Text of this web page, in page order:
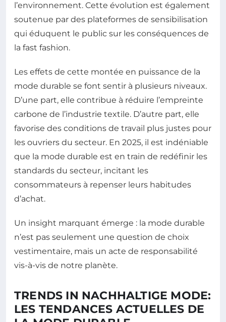
l’environnement. Cette évolution est également
soutenue par des plateformes de sensibilisation
qui éduquent le public sur les conséquences de
la fast fashion.
Les effets de cette montée en puissance de la
mode durable se font sentir à plusieurs niveaux.
D’une part, elle contribue à réduire l’empreinte
carbone de l’industrie textile. D’autre part, elle
favorise des conditions de travail plus justes pour
les ouvriers du secteur. En 2025, il est indéniable
que la mode durable est en train de redéfinir les
standards du secteur, incitant les
consommateurs à repenser leurs habitudes
d’achat.
Un insight marquant émerge : la mode durable
n’est pas seulement une question de choix
vestimentaire, mais un acte de responsabilité
vis-à-vis de notre planète.
TRENDS IN NACHHALTIGE MODE:
LES TENDANCES ACTUELLES DE